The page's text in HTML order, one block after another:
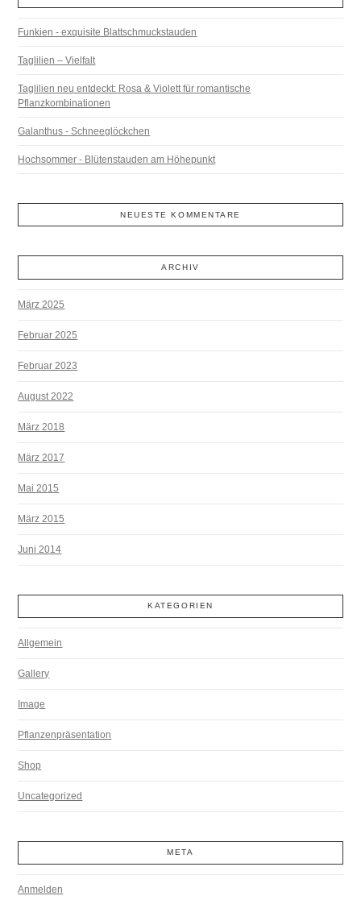
Funkien - exquisite Blattschmuckstauden
Taglilien – Vielfalt
Taglilien neu entdeckt: Rosa & Violett für romantische
Pflanzkombinationen
Galanthus - Schneeglöckchen
Hochsommer - Blütenstauden am Höhepunkt
NEUESTE KOMMENTARE
ARCHIV
März 2025
Februar 2025
Februar 2023
August 2022
März 2018
März 2017
Mai 2015
März 2015
Juni 2014
KATEGORIEN
Allgemein
Gallery
Image
Pflanzenpräsentation
Shop
Uncategorized
META
Anmelden